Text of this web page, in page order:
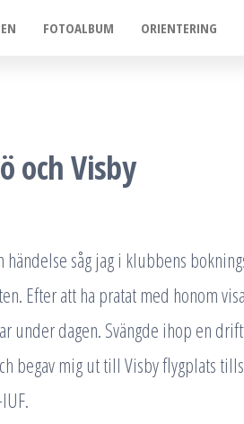
FOTOALBUM ORIENTERING
och Visby
såg jag i klubbens
Efter att ha pratat med honom
under dagen. Svängde ihop en
begav mig ut till Visby flygplats